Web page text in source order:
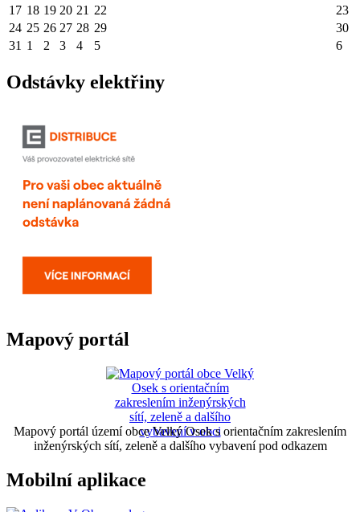
17 18 19 20 21 22
23
24 25 26 27 28 29
30
31 1 2 3 4 5 6
Odstávky elektřiny
Mapový portál
Mapový portál území obce Velký Osek s orientačním zakreslením
inženýrských sítí, zeleně a dalšího vybavení pod odkazem
Mobilní aplikace